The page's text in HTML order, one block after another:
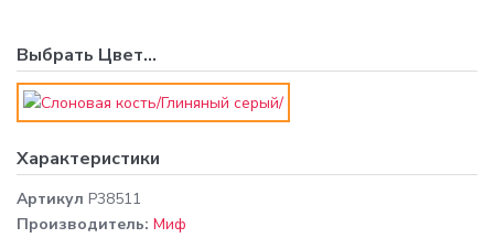
Выбрать Цвет...
Характеристики
Артикул P38511
Производитель: Миф